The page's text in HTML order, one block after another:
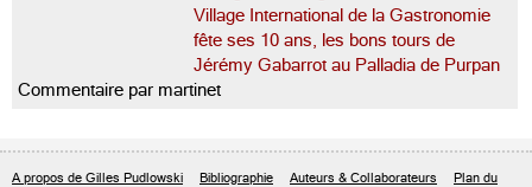
Village International de la Gastronomie
fête ses 10 ans, les bons tours de
Jérémy Gabarrot au Palladia de Purpan
Commentaire par martinet
A propos de Gilles Pudlowski Bibliographie Auteurs & Collaborateurs
Plan du